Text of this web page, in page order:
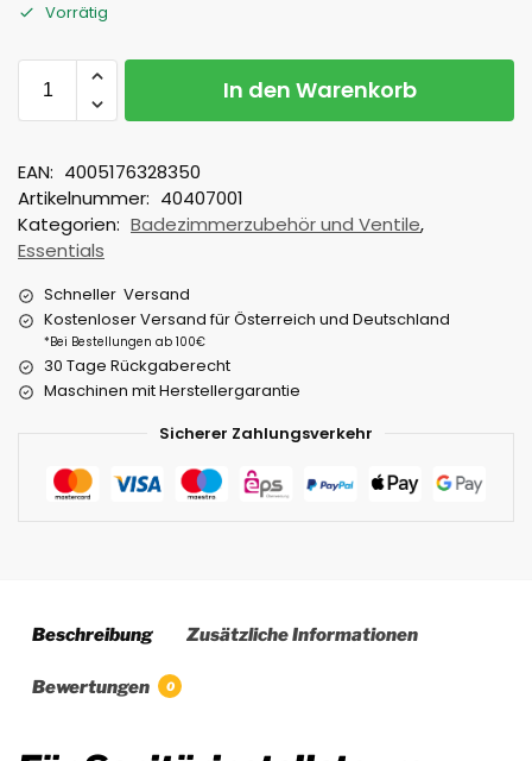
Vorrätig
In den Warenkorb
EAN: 4005176328350
Artikelnummer: 40407001
Kategorien: Badezimmerzubehör und Ventile,
Essentials
Schneller Versand
Kostenloser Versand für Österreich und Deutschland
*Bei Bestellungen ab 100€
30 Tage Rückgaberecht
Maschinen mit Herstellergarantie
Sicherer Zahlungsverkehr
Beschreibung Zusätzliche Informationen
Bewertungen 0